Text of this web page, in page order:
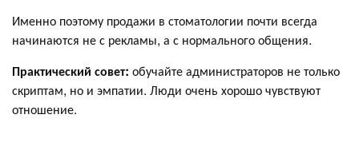
Именно поэтому продажи в стоматологии почти всегда
начинаются не с рекламы, а с нормального общения.
Практический совет: обучайте администраторов не только
скриптам, но и эмпатии. Люди очень хорошо чувствуют
отношение.